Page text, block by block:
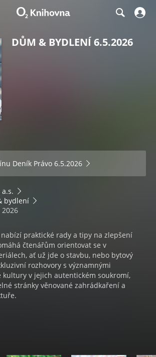
DŮM & BYDLENÍ 6.5.2026
Deník Právo 6.5.2026
a.s.
bydlení
2026
praktické rady a tipy na zlepšení
čtenářům orientovat se v
ať už jde o stavbu, nebo bytový
rozhovory s významnými
kultury v jejich autentickém soukromí,
stránky věnované zahrádkaření a